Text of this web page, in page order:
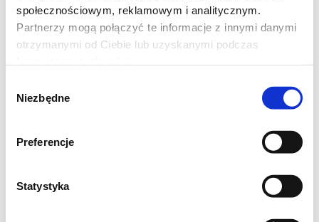
społecznościowym, reklamowym i analitycznym.
Partnerzy mogą połączyć te informacje z innymi danymi
otrzymanymi od Ciebie lub uzyskanymi podczas
zgody
Niezbędne
Preferencje
Statystyka